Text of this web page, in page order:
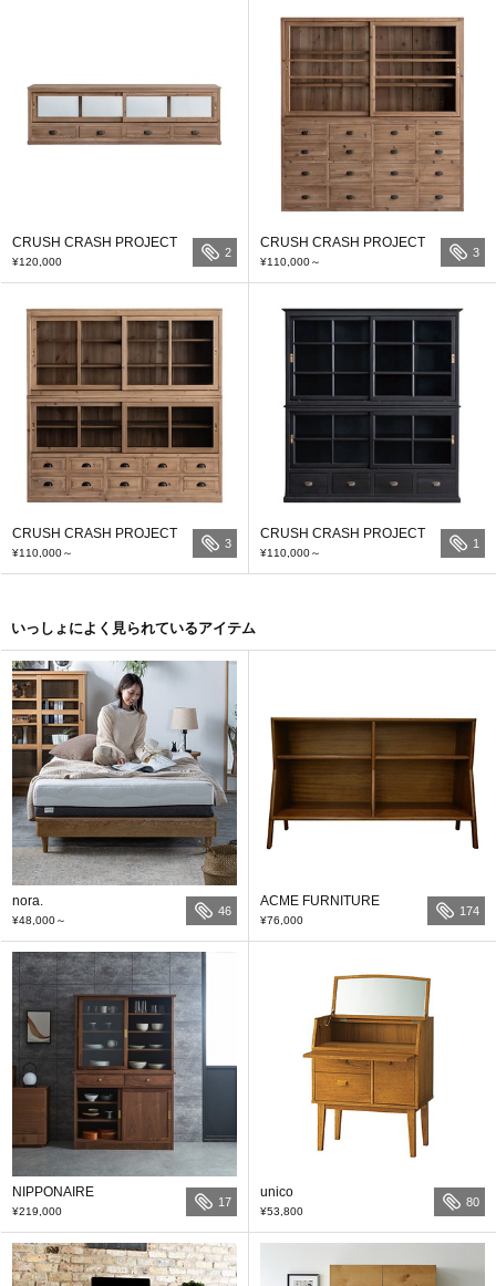
CRUSH CRASH PROJECT
¥120,000
2
CRUSH CRASH PROJECT
¥110,000～
3
CRUSH CRASH PROJECT
¥110,000～
3
CRUSH CRASH PROJECT
¥110,000～
1
いっしょによく見られているアイテム
nora.
¥48,000～
46
ACME FURNITURE
¥76,000
174
NIPPONAIRE
¥219,000
17
unico
¥53,800
80